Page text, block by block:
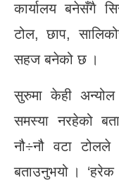
कार्यालय बनेसँगै
टोल, छाप,
सहज बनेको छ ।
सुरुमा केही अन्योल
समस्या नरहेको
नौ÷नौ वटा
बताउनुभयो ।